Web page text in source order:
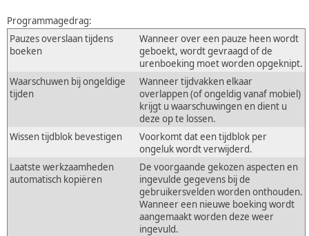
Programmagedrag:
Pauzes overslaan tijdens
boeken
Wanneer over een pauze heen wordt
geboekt, wordt gevraagd of de
urenboeking moet worden opgeknipt.
Waarschuwen bij ongeldige
tijden
Wanneer tijdvakken elkaar
overlappen (of ongeldig vanaf mobiel)
krijgt u waarschuwingen en dient u
deze op te lossen.
Wissen tijdblok bevestigen
Voorkomt dat een tijdblok per
ongeluk wordt verwijderd.
Laatste werkzaamheden
automatisch kopiëren
De voorgaande gekozen aspecten en
ingevulde gegevens bij de
gebruikersvelden worden onthouden.
Wanneer een nieuwe boeking wordt
aangemaakt worden deze weer
ingevuld.